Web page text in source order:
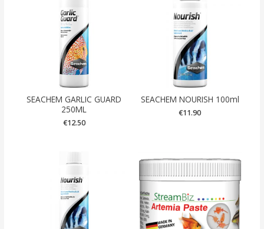
SEACHEM GARLIC GUARD
250ML
€12.50
SEACHEM NOURISH 100ml
€11.90